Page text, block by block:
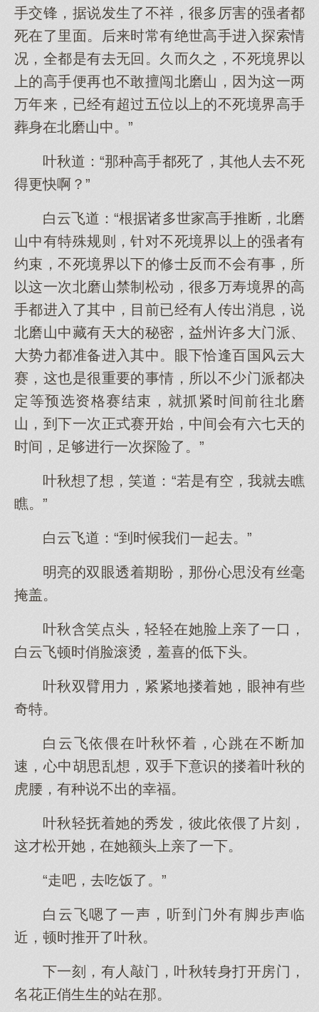
手交锋，据说发生了不祥，很多厉害的强者都
死在了里面。后来时常有绝世高手进入探索情
况，全都是有去无回。久而久之，不死境界以
上的高手便再也不敢擅闯北磨山，因为这一两
万年来，已经有超过五位以上的不死境界高手
葬身在北磨山中。”
叶秋道：“那种高手都死了，其他人去不死
得更快啊？”
白云飞道：“根据诸多世家高手推断，北磨
山中有特殊规则，针对不死境界以上的强者有
约束，不死境界以下的修士反而不会有事，所
以这一次北磨山禁制松动，很多万寿境界的高
手都进入了其中，目前已经有人传出消息，说
北磨山中藏有天大的秘密，益州许多大门派、
大势力都准备进入其中。眼下恰逢百国风云大
赛，这也是很重要的事情，所以不少门派都决
定等预选资格赛结束，就抓紧时间前往北磨
山，到下一次正式赛开始，中间会有六七天的
时间，足够进行一次探险了。”
叶秋想了想，笑道：“若是有空，我就去瞧
瞧。”
白云飞道：“到时候我们一起去。”
明亮的双眼透着期盼，那份心思没有丝毫
掩盖。
叶秋含笑点头，轻轻在她脸上亲了一口，
白云飞顿时俏脸滚烫，羞喜的低下头。
叶秋双臂用力，紧紧地搂着她，眼神有些
奇特。
白云飞依偎在叶秋怀着，心跳在不断加
速，心中胡思乱想，双手下意识的搂着叶秋的
虎腰，有种说不出的幸福。
叶秋轻抚着她的秀发，彼此依偎了片刻，
这才松开她，在她额头上亲了一下。
“走吧，去吃饭了。”
白云飞嗯了一声，听到门外有脚步声临
近，顿时推开了叶秋。
下一刻，有人敲门，叶秋转身打开房门，
名花正俏生生的站在那。